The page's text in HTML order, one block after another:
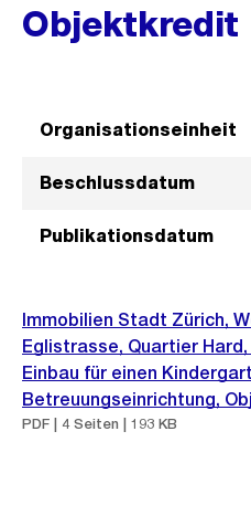
Objektkredit
Organisationseinheit
Beschlussdatum
Publikationsdatum
Immobilien Stadt Zürich,
Eglistrasse, Quartier
Einbau für einen
Betreuungseinrichtung,
PDF | 4 Seiten | 193 KB